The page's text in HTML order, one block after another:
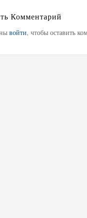
Комментарий
войти, чтобы оставить